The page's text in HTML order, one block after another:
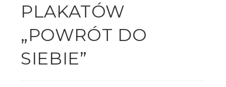
PLAKATÓW
„POWRÓT DO
SIEBIE”